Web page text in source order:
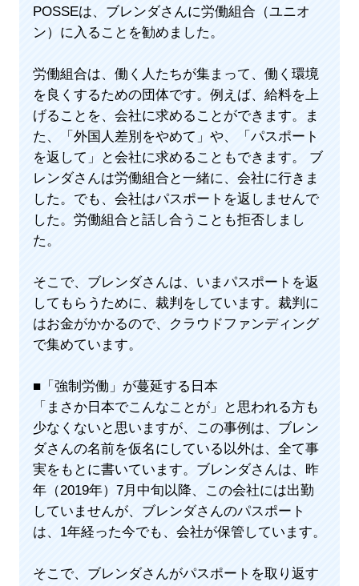
POSSEは、ブレンダさんに労働組合（ユニオ
ン）に入ることを勧めました。
労働組合は、働く人たちが集まって、働く環境
を良くするための団体です。例えば、給料を上
げることを、会社に求めることができます。ま
た、「外国人差別をやめて」や、「パスポート
を返して」と会社に求めることもできます。 ブ
レンダさんは労働組合と一緒に、会社に行きま
した。でも、会社はパスポートを返しませんで
した。労働組合と話し合うことも拒否しまし
た。
そこで、ブレンダさんは、いまパスポートを返
してもらうために、裁判をしています。裁判に
はお金がかかるので、クラウドファンディング
で集めています。
■「強制労働」が蔓延する日本
「まさか日本でこんなことが」と思われる方も
少なくないと思いますが、この事例は、ブレン
ダさんの名前を仮名にしている以外は、全て事
実をもとに書いています。ブレンダさんは、昨
年（2019年）7月中旬以降、この会社には出勤
していませんが、ブレンダさんのパスポート
は、1年経った今でも、会社が保管しています。
そこで、ブレンダさんがパスポートを取り返す